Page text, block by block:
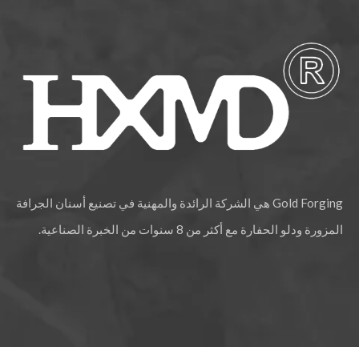
Gold Forging هي الشركة الرائدة والمهنية في تصنيع أسنان الجرافة
المزورة ودلو الحفارة مع أكثر من 8 سنوات من الخبرة الصناعية.